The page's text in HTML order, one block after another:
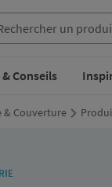
Conseils
& Couverture